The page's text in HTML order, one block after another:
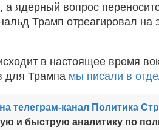
а ядерный вопрос
Трамп отреагировал на
в настоящее время
для Трампа мы писали в
телеграм-канал Политика
и быструю аналитику по